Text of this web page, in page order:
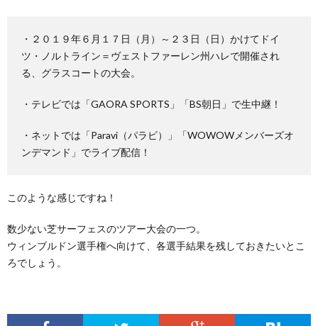
・２０１９年６月１７日（月）～２３日（日）かけてドイ
ツ・ノルトライン＝ヴェストファーレン州ハレで開催され
る、グラスコートの大会。
・テレビでは「GAORA SPORTS」「BS朝日」で生中継！
・ネットでは「Paravi（パラビ）」「WOWOWメンバーズオ
ンデマンド」でライブ配信！
このような感じですね！
数少ない芝サーフェスのツアー大会の一つ。
ウィンブルドン選手権へ向けて、各選手結果を残しておきたいとこ
ろでしょう。